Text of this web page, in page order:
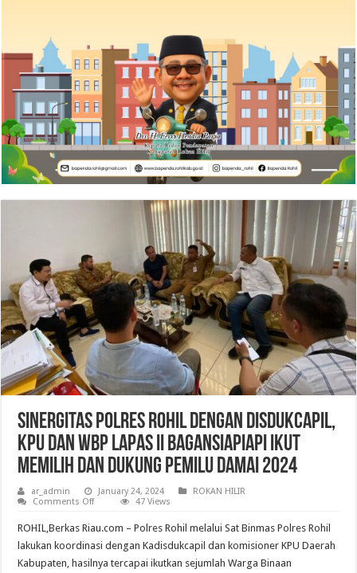
Sinergitas Polres Rohil dengan Disdukcapil,
KPU dan WBP Lapas II Bagansiapiapi Ikut
Memilih dan Dukung Pemilu Damai 2024
ar_admin January 24, 2024
ROKAN HILIR
Comments Offon
Rohil
dengan
Disdukcapil,
KPU
47 Views
ROHIL,Berkas Riau.com – Polres Rohil melalui Sat Binmas Polres Rohil
lakukan koordinasi dengan Kadisdukcapil dan komisioner KPU Daerah
Kabupaten, hasilnya tercapai ikutkan sejumlah Warga Binaan